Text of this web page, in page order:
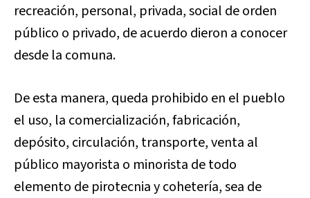
recreación, personal, privada, social de orden
público o privado, de acuerdo dieron a conocer
desde la comuna.
De esta manera, queda prohibido en el pueblo
el uso, la comercialización, fabricación,
depósito, circulación, transporte, venta al
público mayorista o minorista de todo
elemento de pirotecnia y cohetería, sea de